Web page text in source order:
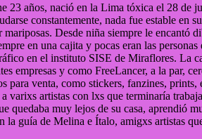
23 años, nació en la Lima tóxica el 28 de
constantemente, nada fue estable
Desde niña siempre le encantó
en una cajita y pocas eran las
en el instituto SISE de Miraflores. La
empresas y como FreeLancer, a la par,
para venta, como stickers, fanzines,
artistas con lxs que terminaría
muy lejos de su casa, aprendió
guía de Melina e Ítalo, amigxs artistas